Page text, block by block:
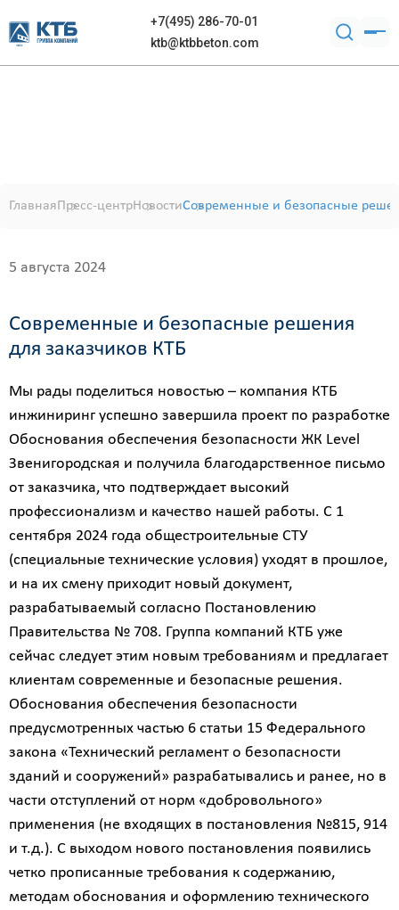
+7(495) 286-70-01
ktb@ktbbeton.com
ГлавнаяПресс-центрНовостиСовременные и безопасные
5 августа 2024
Современные и безопасные решения
для заказчиков КТБ
Мы рады поделиться новостью – компания КТБ
инжиниринг успешно завершила проект по разработке
Обоснования обеспечения безопасности ЖК Level
Звенигородская и получила благодарственное письмо
от заказчика, что подтверждает высокий
профессионализм и качество нашей работы. С 1
сентября 2024 года общестроительные СТУ
(специальные технические условия) уходят в прошлое,
и на их смену приходит новый документ,
разрабатываемый согласно Постановлению
Правительства № 708. Группа компаний КТБ уже
сейчас следует этим новым требованиям и предлагает
клиентам современные и безопасные решения.
Обоснования обеспечения безопасности
предусмотренных частью 6 статьи 15 Федерального
закона «Технический регламент о безопасности
зданий и сооружений» разрабатывались и ранее, но в
части отступлений от норм «добровольного»
применения (не входящих в постановления №815, 914
и т.д.). С выходом нового постановления появились
четко прописанные требования к содержанию,
методам обоснования и оформлению технического